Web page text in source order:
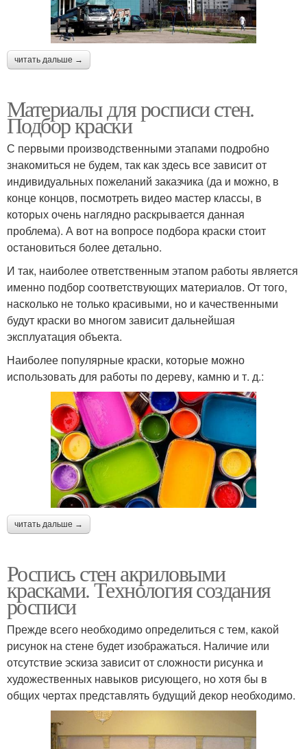
читать дальше →
Материалы для росписи стен.
Подбор краски
С первыми производственными этапами подробно
знакомиться не будем, так как здесь все зависит от
индивидуальных пожеланий заказчика (да и можно, в
конце концов, посмотреть видео мастер классы, в
которых очень наглядно раскрывается данная
проблема). А вот на вопросе подбора краски стоит
остановиться более детально.
И так, наиболее ответственным этапом работы является
именно подбор соответствующих материалов. От того,
насколько не только красивыми, но и качественными
будут краски во многом зависит дальнейшая
эксплуатация объекта.
Наиболее популярные краски, которые можно
использовать для работы по дереву, камню и т. д.:
читать дальше →
Роспись стен акриловыми
красками. Технология создания
росписи
Прежде всего необходимо определиться с тем, какой
рисунок на стене будет изображаться. Наличие или
отсутствие эскиза зависит от сложности рисунка и
художественных навыков рисующего, но хотя бы в
общих чертах представлять будущий декор необходимо.